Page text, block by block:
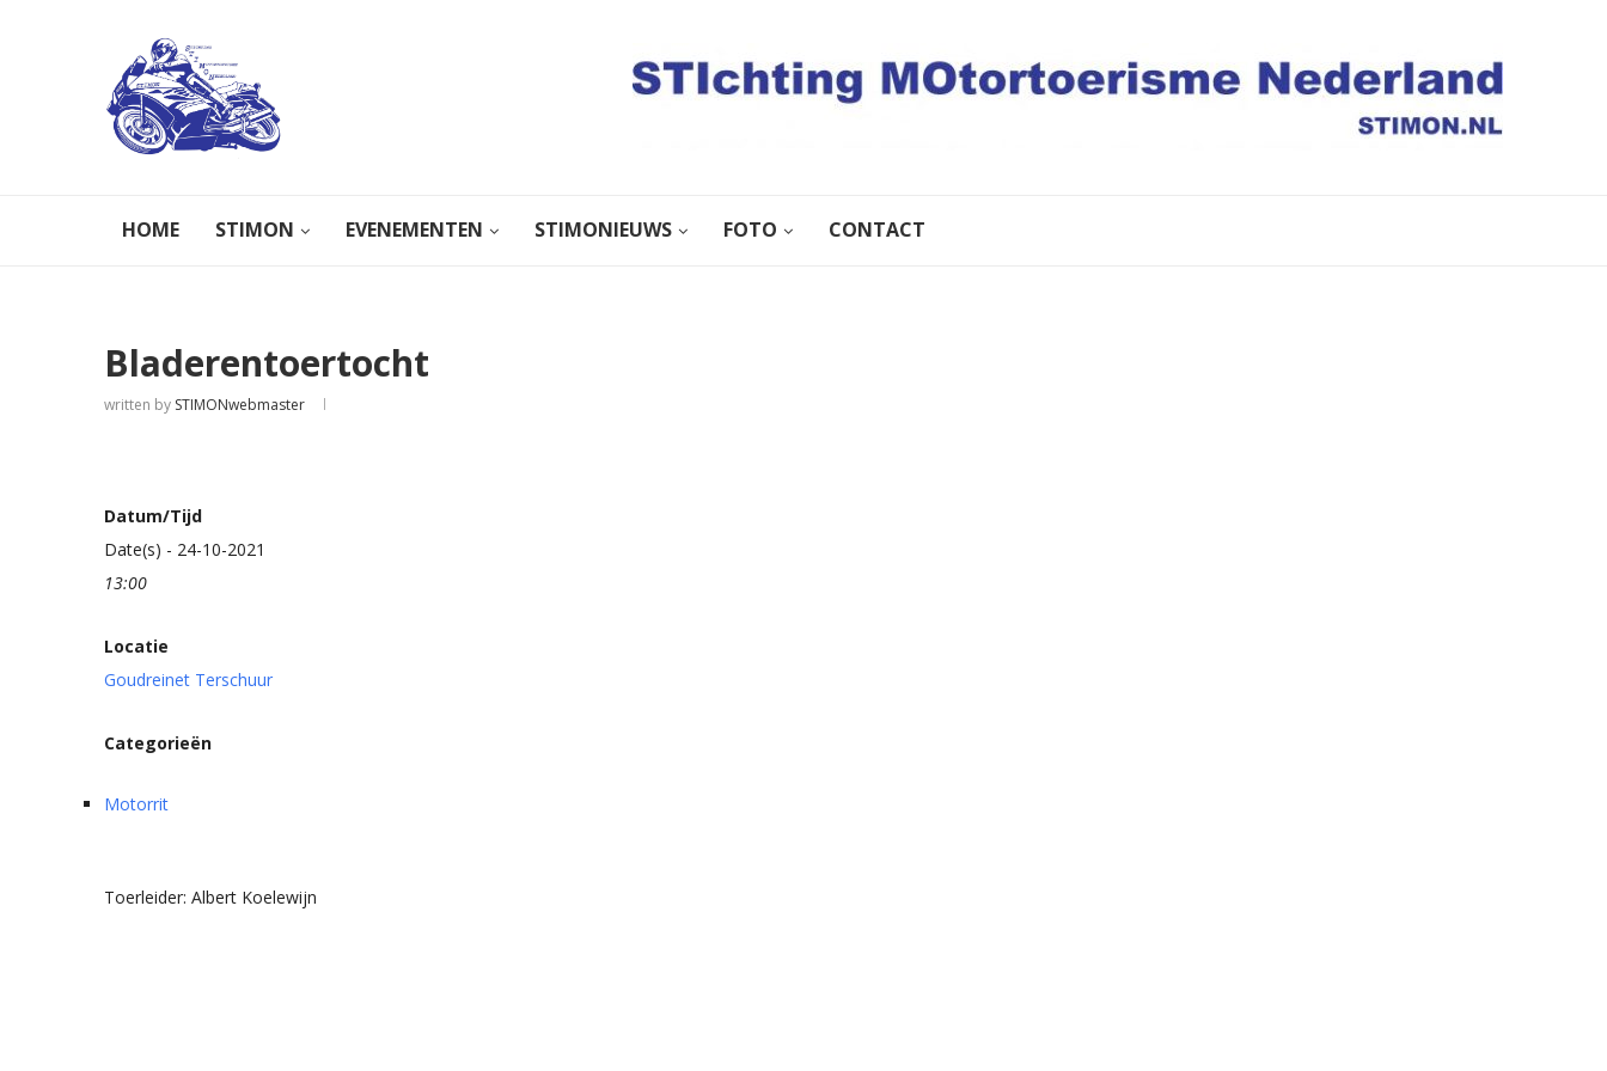
HOME STIMON EVENEMENTEN STIMONIEUWS FOTO CONTACT
Bladerentoertocht
written by STIMONwebmaster
Datum/Tijd
Date(s) - 24-10-2021
13:00
Locatie
Goudreinet Terschuur
Categorieën
Motorrit
Toerleider: Albert Koelewijn